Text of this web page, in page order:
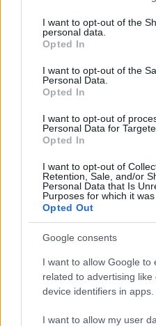
not limited to your visit or
grant or deny consent to
use your data for below
consent section.
I want to opt-out of the
personal data.
Opted In
I want to opt-out of the
Personal Data.
Opted In
I want to opt-out of
Personal Data for
Opted In
I want to opt-out of
Retention, Sale, and/or
Personal Data that Is
Purposes for which it was
Opted Out
Google consents
I want to allow Google to
related to advertising
device identifiers in apps.
I want to allow my user
Medián: A Tisza
A Tisza Párt egy mostani
Fideszt múlná felül, de listán
kormánypárt és a Mi Hazánk